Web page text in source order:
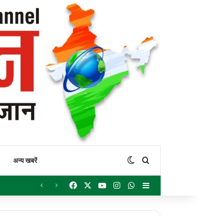
अन्य खबरें Switch skin
Search for
FacebookYouTubeInstagramWhatsApp
Sidebar